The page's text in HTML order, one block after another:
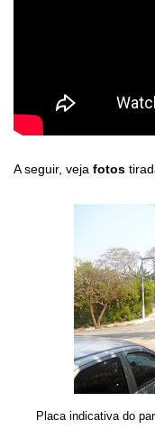
A seguir, veja fotos
Placa indicativa do